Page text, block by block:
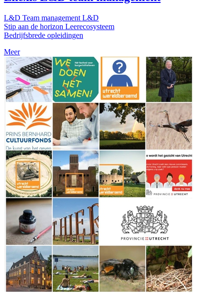
L&D Team management L&D
Stip aan de horizon Leerecosysteem
Bedrijfsbrede opleidingen
Meer